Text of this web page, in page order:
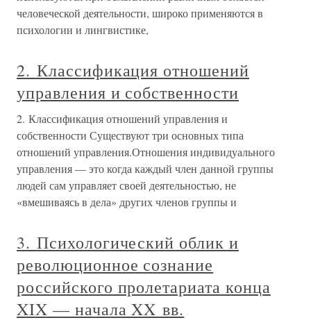
человеческой деятельности, широко приме­няются в
психологии и лингвистике,
2. Классификация отношений
управления и собственности
2. Классификация отношений управления и
собственности Существуют три основных типа
отношений управления.Отношения индивидуального
управления — это когда каждый член данной группы
людей сам управляет своей деятельностью, не
«вмешиваясь в дела» других членов группы и
3. Психологический облик и
революционное сознание
российского пролетариата конца
XIX — начала XX вв.